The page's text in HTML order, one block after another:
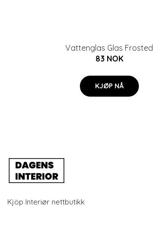
Vattenglas Glas Frosted
83 NOK
KJØP NÅ
Kjöp Interiør nettbutikk